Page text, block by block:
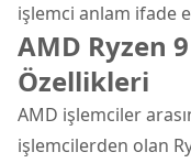
işlemci anlam ifade
AMD Ryzen
Özellikleri
AMD işlemciler
işlemcilerden olan